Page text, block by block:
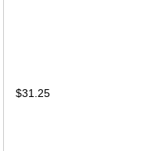
$31.25